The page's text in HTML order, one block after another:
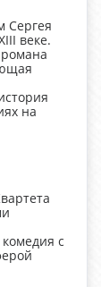
Сергея
веке.
на
с